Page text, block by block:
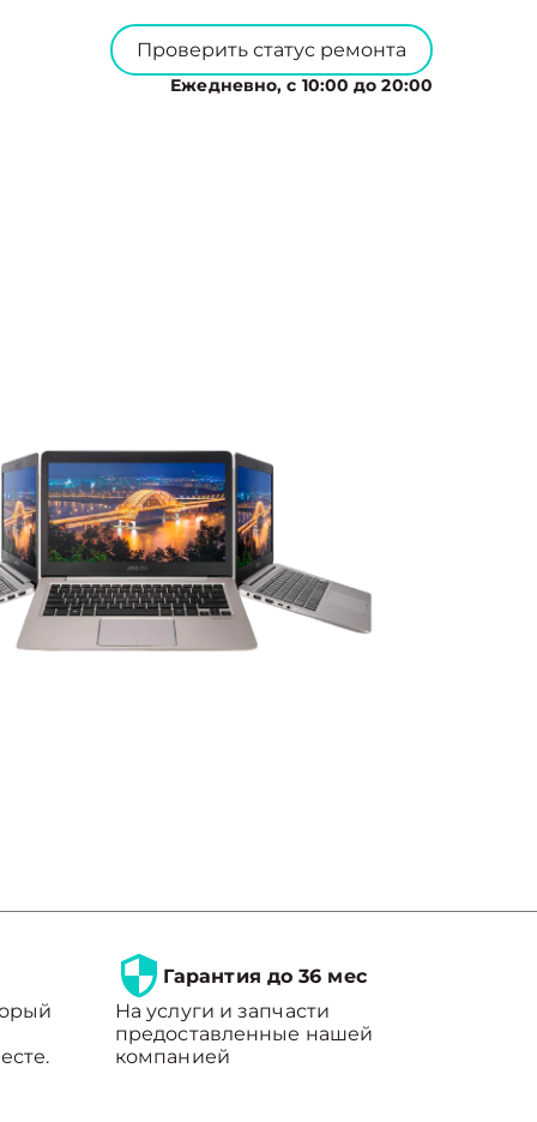
Проверить статус ремонта
Ежедневно, с 10:00 до 20:00
Гарантия до 36 мес
На услуги и запчасти
предоставленные нашей
компанией